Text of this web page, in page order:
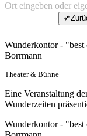
Wunderkontor - "best
Borrmann
Theater & Bühne
Eine Veranstaltung
Wunderzeiten
Wunderkontor - "best